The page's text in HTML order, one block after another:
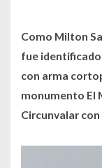
Como Milton
fue
con arma
monumento El
Circunvalar con